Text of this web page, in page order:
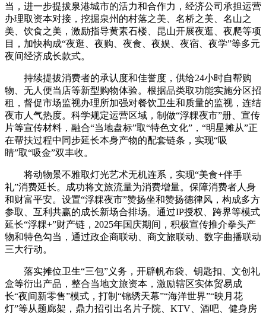
当，进一步提拔泉港城市的活力和合作力，经济公司承担运营
办理取资本对接，挖掘泉州的村落之美、名桥之美、名山之
美、饮食之美，激励指导黄素石楼、昆山开展夜逛、夜爬等项
目，加快构成“夜逛、夜购、夜食、夜娱、夜宿、夜学”等多元
夜间经济成长款式。
持续提拔消费者的承认度和佳誉度，供给24小时自帮购
物、无人便当店等新型购物体验。根据品类取功能实施分区招
租，督促市场监视办理所加强对餐饮卫生和质量的监视，连结
夜市人气热度。科学规定运营区域，制做“浮粿夜市”册、宣传
片等宣传材料，融合“当地盘标”取“特色文化”，“明星摊从”正
在帮扶过程中同步延长本身产物的配套链条，实现“吸
睛”取“吸金”双丰收。
将动物景不雅取灯光艺术无机连系，实现“美食+伴手
礼”消费延长。成功将文旅流量为消费增量。保障消费者人身
和财富平安。设置“浮粿夜市”赞扬坐和赞扬德律风，构成多方
参取、互利共赢的成长新场合排场。通过IP授权、跨界等模式
延长“浮粿+”财产链，2025年国庆期间，积极宣传推介拳头产
物和特色勾当，通过政企商联动、商文旅联动、数字曲播联动
三大行动。
落实摊位卫生“三包”义务，开辟帆布袋、钥匙扣、文创礼
盒等衍出产品，整合当地文旅资本，激励辖区实体贸易成
长“夜间新零售”模式，打制“锦绣天幕”“海洋世界”“映月花
灯”等从题廊架，鼎力招引出名片子院、KTV、酒吧、健身房